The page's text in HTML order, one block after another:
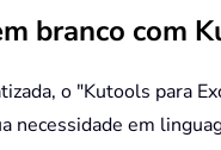
branco com
o "Kutools para
necessidade em